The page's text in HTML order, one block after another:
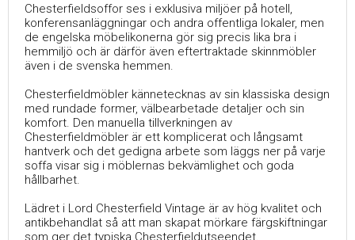
Chesterfieldsoffor ses i exklusiva miljöer på hotell,
konferensanläggningar och andra offentliga lokaler, men
de engelska möbelikonerna gör sig precis lika bra i
hemmiljö och är därför även eftertraktade skinnmöbler
även i de svenska hemmen.
Chesterfieldmöbler kännetecknas av sin klassiska design
med rundade former, välbearbetade detaljer och sin
komfort. Den manuella tillverkningen av
Chesterfieldmöbler är ett komplicerat och långsamt
hantverk och det gedigna arbete som läggs ner på varje
soffa visar sig i möblernas bekvämlighet och goda
hållbarhet.
Lädret i Lord Chesterfield Vintage är av hög kvalitet och
antikbehandlat så att man skapat mörkare färgskiftningar
som ger det typiska Chesterfieldutseendet.